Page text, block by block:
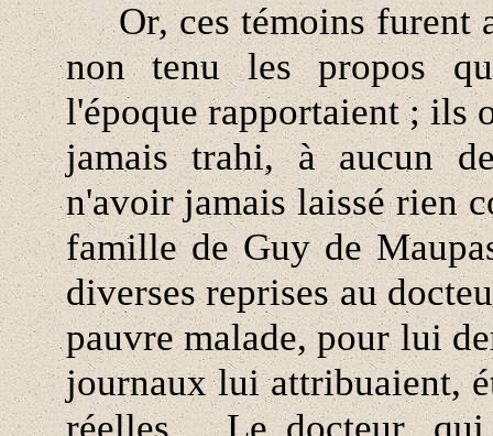
Or, ces témoins furent
non tenu les propos
l'époque rapportaient ; ils
jamais trahi, à aucun
n'avoir jamais laissé rien
famille de Guy de
diverses reprises au
pauvre malade, pour lui
journaux lui attribuaient,